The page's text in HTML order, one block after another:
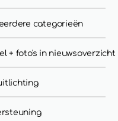
categorieën
+ foto's in nieuwsoverzicht